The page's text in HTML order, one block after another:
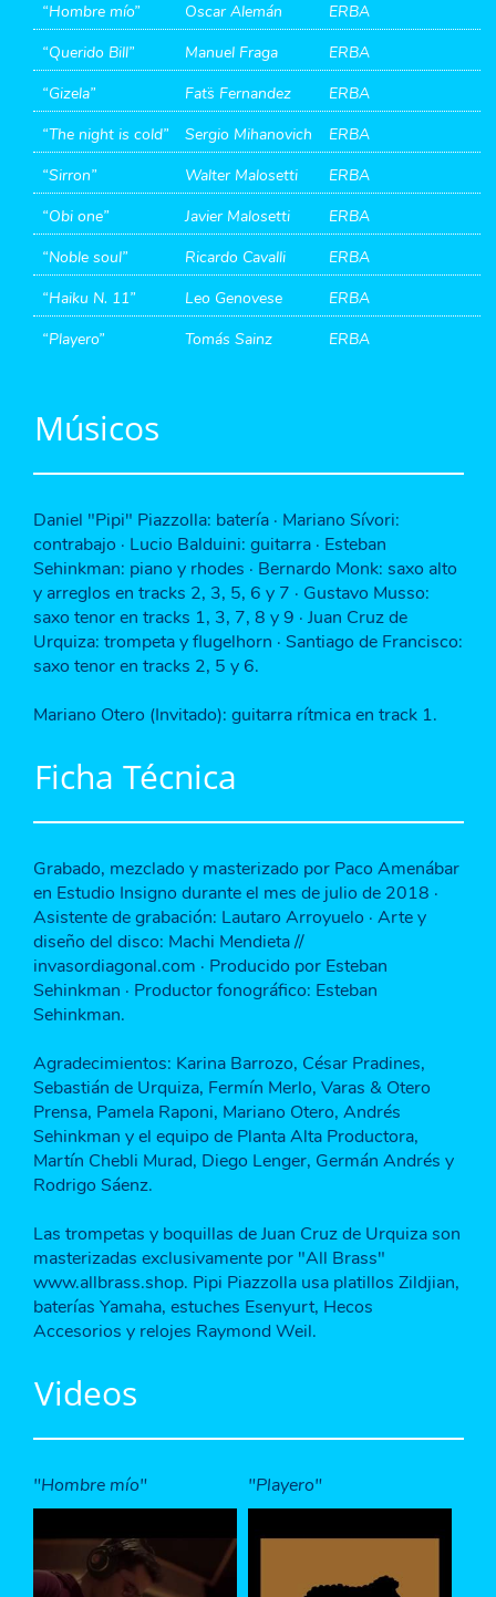
“Hombre mío” Oscar Alemán
ERBA
“Querido Bill”
Manuel Fraga
ERBA
“Gizela”
Fat¨s Fernandez
ERBA
“The night is cold”
Sergio Mihanovich
ERBA
“Sirron”
Walter Malosetti
ERBA
“Obi one”
Javier Malosetti
ERBA
“Noble soul”
Ricardo Cavalli
ERBA
“Haiku N. 11”
Leo Genovese
ERBA
“Playero”
Tomás Sainz ERBA
Músicos
Daniel "Pipi" Piazzolla: batería · Mariano Sívori:
contrabajo · Lucio Balduini: guitarra · Esteban
Sehinkman: piano y rhodes · Bernardo Monk: saxo alto
y arreglos en tracks 2, 3, 5, 6 y 7 · Gustavo Musso:
saxo tenor en tracks 1, 3, 7, 8 y 9 · Juan Cruz de
Urquiza: trompeta y flugelhorn · Santiago de Francisco:
saxo tenor en tracks 2, 5 y 6.
Mariano Otero (Invitado): guitarra rítmica en track 1.
Ficha Técnica
Grabado, mezclado y masterizado por Paco Amenábar
en Estudio Insigno durante el mes de julio de 2018 ·
Asistente de grabación: Lautaro Arroyuelo · Arte y
diseño del disco: Machi Mendieta //
invasordiagonal.com · Producido por Esteban
Sehinkman · Productor fonográfico: Esteban
Sehinkman.
Agradecimientos: Karina Barrozo, César Pradines,
Sebastián de Urquiza, Fermín Merlo, Varas & Otero
Prensa, Pamela Raponi, Mariano Otero, Andrés
Sehinkman y el equipo de Planta Alta Productora,
Martín Chebli Murad, Diego Lenger, Germán Andrés y
Rodrigo Sáenz.
Las trompetas y boquillas de Juan Cruz de Urquiza son
masterizadas exclusivamente por "All Brass"
www.allbrass.shop. Pipi Piazzolla usa platillos Zildjian,
baterías Yamaha, estuches Esenyurt, Hecos
Accesorios y relojes Raymond Weil.
Videos
"Hombre mío" "Playero"